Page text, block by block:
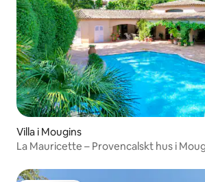
Villa i Mougins
La Mauricette – Provencalskt hus i